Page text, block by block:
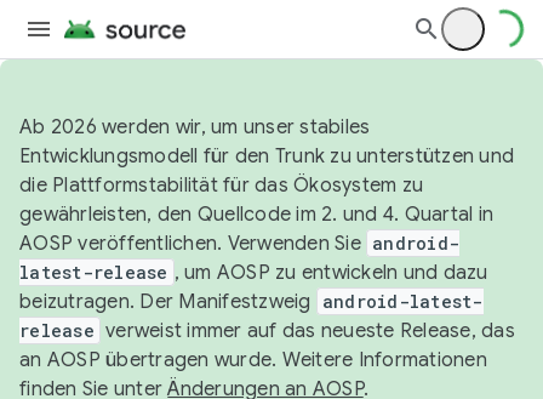
Ab 2026 werden wir, um unser stabiles
Entwicklungsmodell für den Trunk zu unterstützen und
die Plattformstabilität für das Ökosystem zu
gewährleisten, den Quellcode im 2. und 4. Quartal in
AOSP veröffentlichen. Verwenden Sie android-
latest-release , um AOSP zu entwickeln und dazu
beizutragen. Der Manifestzweig
android-latest-
release verweist immer auf das neueste Release, das
an AOSP übertragen wurde. Weitere Informationen
finden Sie unterÄnderungen an AOSP.